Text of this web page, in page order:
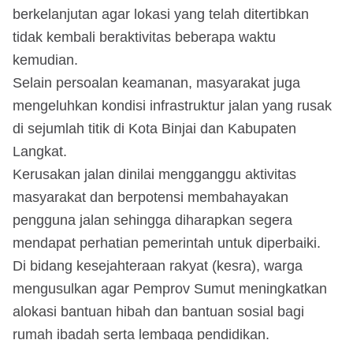
berkelanjutan agar lokasi yang telah ditertibkan
tidak kembali beraktivitas beberapa waktu
kemudian.
Selain persoalan keamanan, masyarakat juga
mengeluhkan kondisi infrastruktur jalan yang rusak
di sejumlah titik di Kota Binjai dan Kabupaten
Langkat.
Kerusakan jalan dinilai mengganggu aktivitas
masyarakat dan berpotensi membahayakan
pengguna jalan sehingga diharapkan segera
mendapat perhatian pemerintah untuk diperbaiki.
Di bidang kesejahteraan rakyat (kesra), warga
mengusulkan agar Pemprov Sumut meningkatkan
alokasi bantuan hibah dan bantuan sosial bagi
rumah ibadah serta lembaga pendidikan.